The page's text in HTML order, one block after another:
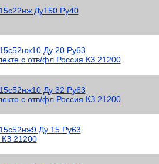
Ду150 Ру40
Ду 20 Ру63
с отв/фл Россия КЗ 21200
Ду 32 Ру63
с отв/фл Россия КЗ 21200
Ду 15 Ру63
21200